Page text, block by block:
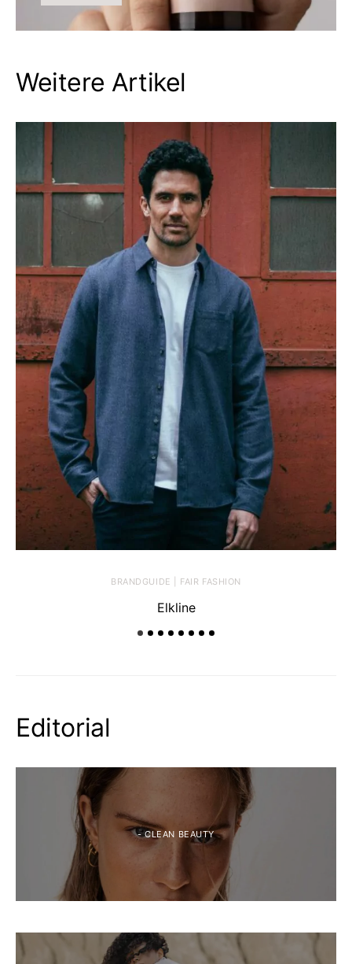
Weitere Artikel
BRANDGUIDE | FAIR FASHION
Elkline
Editorial
- CLEAN BEAUTY